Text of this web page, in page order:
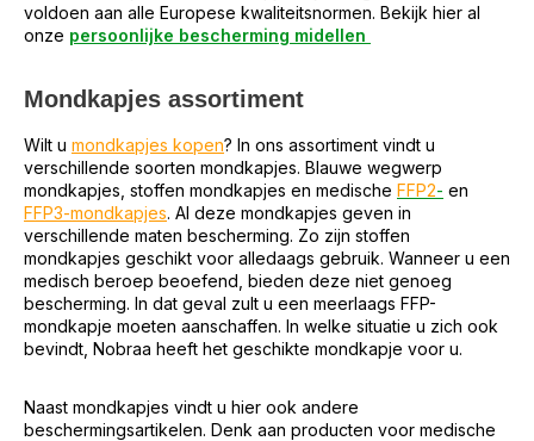
voldoen aan alle Europese kwaliteitsnormen. Bekijk hier al
onze persoonlijke bescherming midellen
Mondkapjes assortiment
Wilt u mondkapjes kopen? In ons assortiment vindt u
verschillende soorten mondkapjes. Blauwe wegwerp
mondkapjes, stoffen mondkapjes en medische FFP2- en
FFP3-mondkapjes. Al deze mondkapjes geven in
verschillende maten bescherming. Zo zijn stoffen
mondkapjes geschikt voor alledaags gebruik. Wanneer u een
medisch beroep beoefend, bieden deze niet genoeg
bescherming. In dat geval zult u een meerlaags FFP-
mondkapje moeten aanschaffen. In welke situatie u zich ook
bevindt, Nobraa heeft het geschikte mondkapje voor u.
Naast mondkapjes vindt u hier ook andere
beschermingsartikelen. Denk aan producten voor medische